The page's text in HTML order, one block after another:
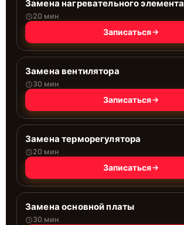
Замена нагревательного элемента
20 мин
Записаться
Замена вентилятора
30 мин
Записаться
Замена терморегулятора
20 мин
Записаться
Замена основной платы
30 мин